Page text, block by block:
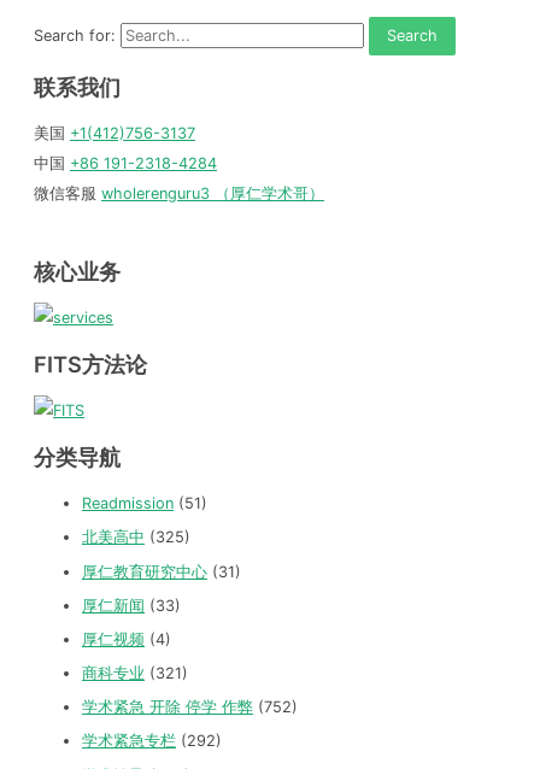
Search for:
联系我们
美国 +1(412)756-3137
中国 +86 191-2318-4284
微信客服 wholerenguru3 （厚仁学术哥）
核心业务
FITS方法论
分类导航
Readmission (51)
北美高中 (325)
厚仁教育研究中心 (31)
厚仁新闻 (33)
厚仁视频 (4)
商科专业 (321)
学术紧急 开除 停学 作弊 (752)
学术紧急专栏 (292)